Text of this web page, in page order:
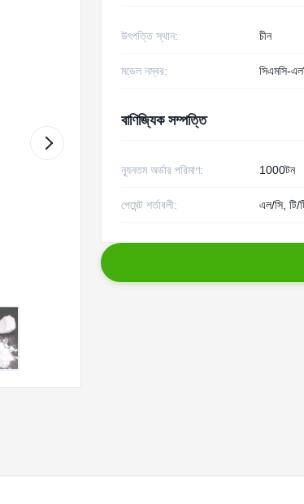
উৎপত্তি স্থান: চীন
মডেল নম্বর: সিএমসি-
বাণিজ্যিক সম্পত্তি
ন্যূনতম অর্ডার পরিমাণ: 1000টন
পেমেন্ট শর্তাবলী: এল/সি, টি/